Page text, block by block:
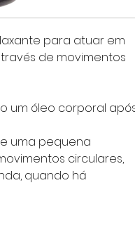
para atuar em
de movimentos
um óleo corporal
uma pequena
circulares,
quando há